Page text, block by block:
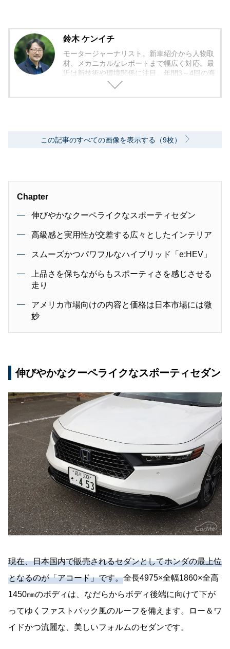
鈴木 ケンイチ
モータージャーナリスト。新車紹介から人物取
材、メカニカルなレポートまで幅広く対応。最
近は新技術や環境関係に注目。年間3～4回の海
外モーターショー取材を実施。レース経験あ
この記事のすべての画像を表示する（9枚）
Chapter
伸びやかなクーペライクなスポーティセダン
高級感と実用性が交差する広々としたインテリア
スムーズかつパワフルなハイブリッド「e:HEV」
上品さを保ちながらもスポーティさを感じさせる
走り
アメリカ市場向けの内容と価格は日本市場には微
妙
伸びやかなクーペライクなスポーティセダン
現在、日本国内で販売されるセダンとしてホンダの最上位
となるのが「アコード」です。全長4975×全幅1860×全高
1450㎜のボディは、なだらからボディ後端に向けて下が
ってゆくファストバック風のルーフを備えます。ロー＆ワ
イドかつ流麗な、美しいフォルムのセダンです。